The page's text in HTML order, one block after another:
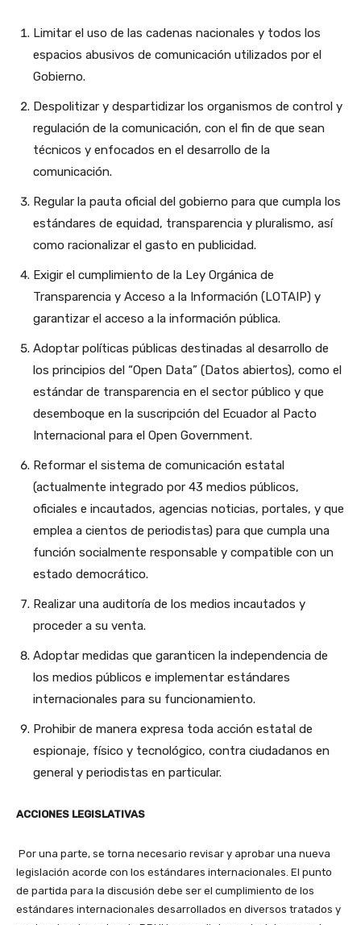
Limitar el uso de las cadenas nacionales y todos los
espacios abusivos de comunicación utilizados por el
Gobierno.
Despolitizar y despartidizar los organismos de control y
regulación de la comunicación, con el fin de que sean
técnicos y enfocados en el desarrollo de la
comunicación.
Regular la pauta oficial del gobierno para que cumpla los
estándares de equidad, transparencia y pluralismo, así
como racionalizar el gasto en publicidad.
Exigir el cumplimiento de la Ley Orgánica de
Transparencia y Acceso a la Información (LOTAIP) y
garantizar el acceso a la información pública.
Adoptar políticas públicas destinadas al desarrollo de
los principios del “Open Data” (Datos abiertos), como el
estándar de transparencia en el sector público y que
desemboque en la suscripción del Ecuador al Pacto
Internacional para el Open Government.
Reformar el sistema de comunicación estatal
(actualmente integrado por 43 medios públicos,
oficiales e incautados, agencias noticias, portales, y que
emplea a cientos de periodistas) para que cumpla una
función socialmente responsable y compatible con un
estado democrático.
Realizar una auditoría de los medios incautados y
proceder a su venta.
Adoptar medidas que garanticen la independencia de
los medios públicos e implementar estándares
internacionales para su funcionamiento.
Prohibir de manera expresa toda acción estatal de
espionaje, físico y tecnológico, contra ciudadanos en
general y periodistas en particular.
ACCIONES LEGISLATIVAS
Por una parte, se torna necesario revisar y aprobar una nueva
legislación acorde con los estándares internacionales. El punto
de partida para la discusión debe ser el cumplimiento de los
estándares internacionales desarrollados en diversos tratados y